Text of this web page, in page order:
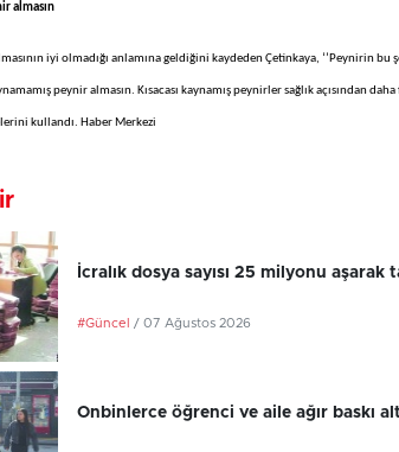
almasın
iyi olmadığı anlamına geldiğini kaydeden Çetinkaya, ‘’Peynirin bu
peynir almasın. Kısacası kaynamış peynirler sağlık açısından
kullandı. Haber Merkezi
İcralık dosya sayısı 25 milyonu aşarak
#Güncel / 07 Ağustos 2026
Onbinlerce öğrenci ve aile ağır baskı